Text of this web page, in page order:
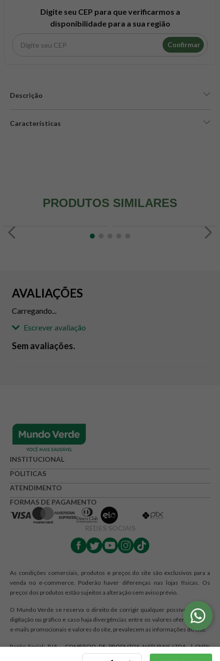
Digite seu CEP para que verificarmos a
disponibilidade para a sua região
Confirmar
Descrição
Características
PRODUTOS SIMILARES
AVALIAÇÕES
Carregando...
Escrever avaliação
Avalie o produto de 1 até 5 estrelas
★★★☆☆
Seu nome
Endereço de e-mail
Escrever avaliação
ENVIAR AVALIAÇÃO
Sem avaliações.
INSTITUCIONAL
POLITICAS
ATENDIMENTO
FORMAS DE PAGAMENTO
REDES SOCIAIS
As condições comerciais, produtos e preços do site são exclusivos para a
venda no e-commerce. Poderão haver diferenças nas lojas físicas. Os
preços dos produtos estão sujeitos a alteração sem aviso prévio.
O Mundo Verde se reserva o direito de corrigir qualquer possível erro de
digitação ou gráfico e caso haja divergências entre os valores ofertados nos
e-mails promocionais e valores do site, prevalecem as informações do site.
Razão Social: RJA - COMERCIO DE PRODUTOS NATURAIS LTDA. | CNPJ:
12.328.467/0001-44 | Endereço: R Maria Monteiro, 1476, Cambuí,
psyllium